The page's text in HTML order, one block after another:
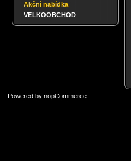
Akční nabídka
VELKOOBCHOD
Powered by nopCommerce